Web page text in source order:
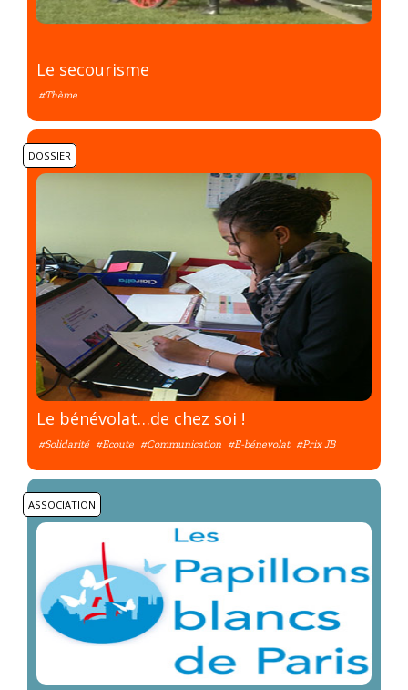
Le secourisme
#Thème
DOSSIER
Le bénévolat…de chez soi !
#Solidarité #Ecoute #Communication #E-bénevolat #Prix JB
ASSOCIATION